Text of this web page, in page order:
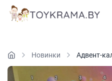
Новинки Адвент-